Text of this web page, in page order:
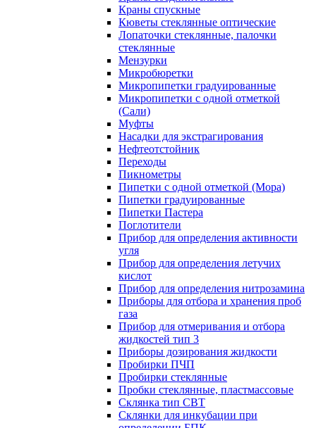
Краны спускные
Кюветы стеклянные оптические
Лопаточки стеклянные, палочки
стеклянные
Мензурки
Микробюретки
Микропипетки градуированные
Микропипетки с одной отметкой
(Сали)
Муфты
Насадки для экстрагирования
Нефтеотстойник
Переходы
Пикнометры
Пипетки с одной отметкой (Мора)
Пипетки градуированные
Пипетки Пастера
Поглотители
Прибор для определения активности
угля
Прибор для определения летучих
кислот
Прибор для определения нитрозамина
Приборы для отбора и хранения проб
газа
Прибор для отмеривания и отбора
жидкостей тип 3
Приборы дозирования жидкости
Пробирки ПЧП
Пробирки стеклянные
Пробки стеклянные, пластмассовые
Склянка тип СВТ
Склянки для инкубации при